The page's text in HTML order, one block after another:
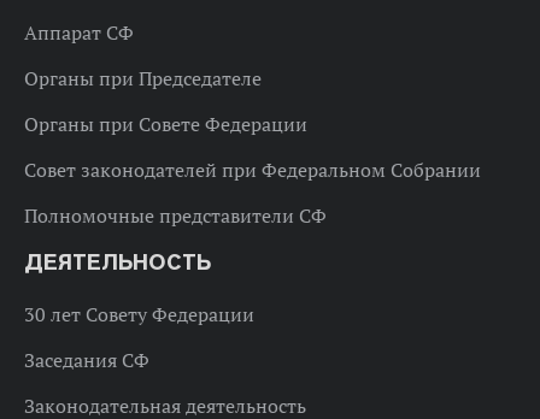
Аппарат СФ
Органы при Председателе
Органы при Совете Федерации
Совет законодателей при Федеральном Собрании
Полномочные представители СФ
ДЕЯТЕЛЬНОСТЬ
30 лет Совету Федерации
Заседания СФ
Законодательная деятельность